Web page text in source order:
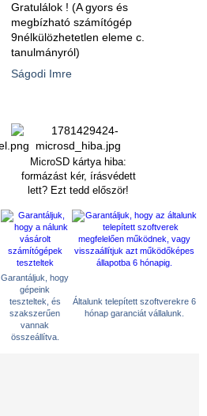
Gratulálok ! (A gyors és
megbízható számítógép
9nélkülözhetetlen eleme c.
tanulmányról)
Ságodi Imre
MicroSD kártya hiba:
formázást kér, írásvédett
lett? Ezt tedd először!
Garantáljuk, hogy
gépeink
teszteltek, és
szakszerűen
vannak
összeállítva.
Általunk telepített szoftverekre 6
hónap garanciát vállalunk.